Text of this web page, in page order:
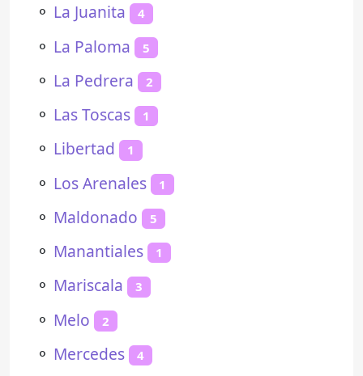
⚬ La Juanita 4
⚬ La Paloma 5
⚬ La Pedrera 2
⚬ Las Toscas 1
⚬ Libertad 1
⚬ Los Arenales 1
⚬ Maldonado 5
⚬ Manantiales 1
⚬ Mariscala 3
⚬ Melo 2
⚬ Mercedes 4